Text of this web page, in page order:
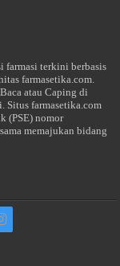
farmasi terkini berbasis
farmasetika.com.
atau Caping di
Situs farmasetika.com
(PSE) nomor
memajukan bidang